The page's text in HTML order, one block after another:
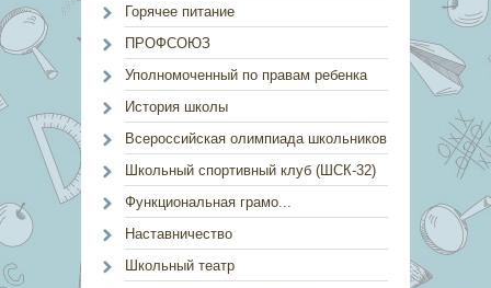
Горячее питание
ПРОФСОЮЗ
Уполномоченный по правам ребенка
История школы
Всероссийская олимпиада школьников
Школьный спортивный клуб (ШСК-32)
Функциональная грамо...
Наставничество
Школьный театр